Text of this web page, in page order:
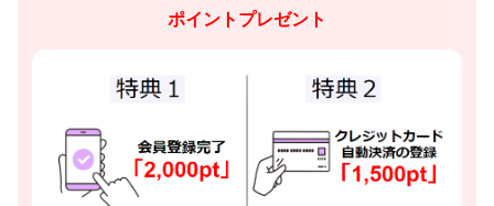
ポイントプレゼント